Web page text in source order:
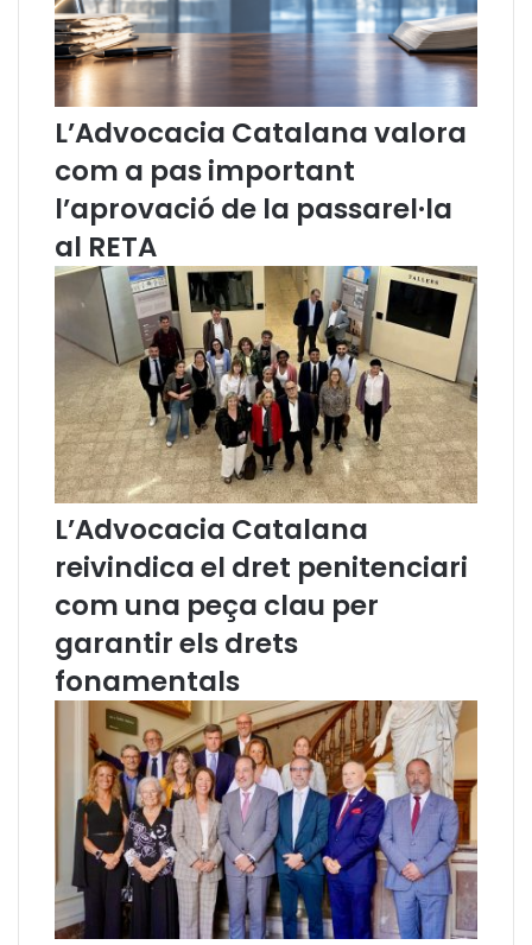
L
l
e
n
u
a
s
e
t
m
b
e
2
0
8
L’Advocacia Catalana valora
com a pas important
l’aprovació de la passarel·la
al RETA
L’Advocacia Catalana
reivindica el dret penitenciari
com una peça clau per
garantir els drets
fonamentals